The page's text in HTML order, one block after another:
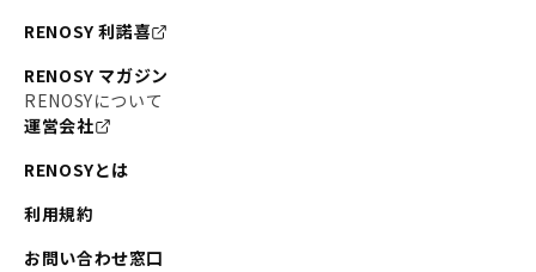
RENOSY 利諾喜
RENOSY マガジン
RENOSYについて
運営会社
RENOSYとは
利用規約
お問い合わせ窓口